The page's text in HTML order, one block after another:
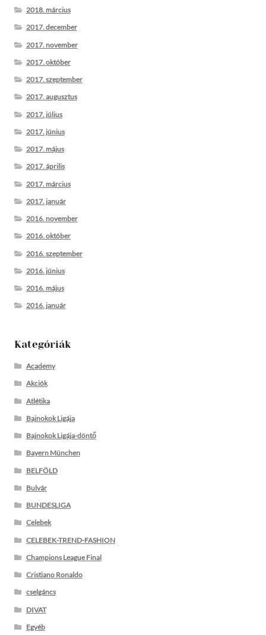
2018. március
2017. december
2017. november
2017. október
2017. szeptember
2017. augusztus
2017. július
2017. június
2017. május
2017. április
2017. március
2017. január
2016. november
2016. október
2016. szeptember
2016. június
2016. május
2016. január
Kategóriák
Academy
Akciók
Atlétika
Bajnokok Ligája
Bajnokok Ligája-döntő
Bayern München
BELFÖLD
Bulvár
BUNDESLIGA
Celebek
CELEBEK-TREND-FASHION
Champions League Final
Cristiano Ronaldo
cselgáncs
DIVAT
Egyéb